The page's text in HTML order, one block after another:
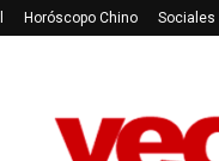
Horóscopo Chino Sociales